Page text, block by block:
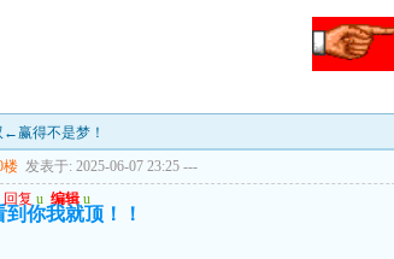
赢得不是梦！
楼 发表于: 2025-06-07 23:25 ---
回复 u 编辑 u
到你我就顶！！